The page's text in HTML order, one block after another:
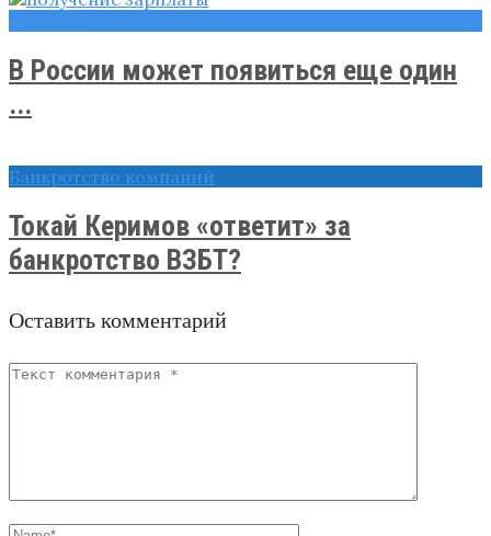
В России может появиться еще один
...
Банкротство компаний
Токай Керимов «ответит» за
банкротство ВЗБТ?
Оставить комментарий